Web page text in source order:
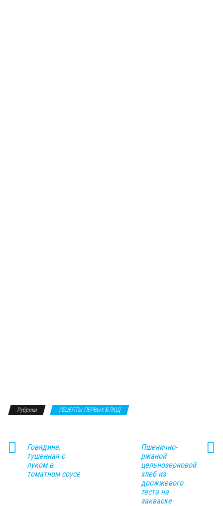
Рубрика РЕЦЕПТЫ ПЕРВЫХ БЛЮД
Говядина,
тушенная с
луком в
томатном соусе
Пшенично-
ржаной
цельнозерновой
хлеб из
дрожжевого
теста на
закваске